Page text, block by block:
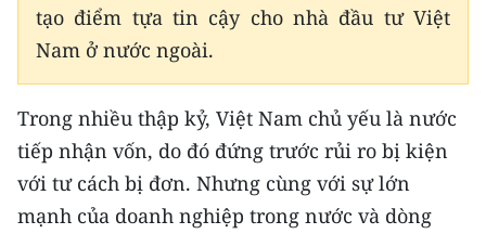
tạo điểm tựa tin cậy cho nhà đầu tư Việt
Nam ở nước ngoài.
Trong nhiều thập kỷ, Việt Nam chủ yếu là nước
tiếp nhận vốn, do đó đứng trước rủi ro bị kiện
với tư cách bị đơn. Nhưng cùng với sự lớn
mạnh của doanh nghiệp trong nước và dòng